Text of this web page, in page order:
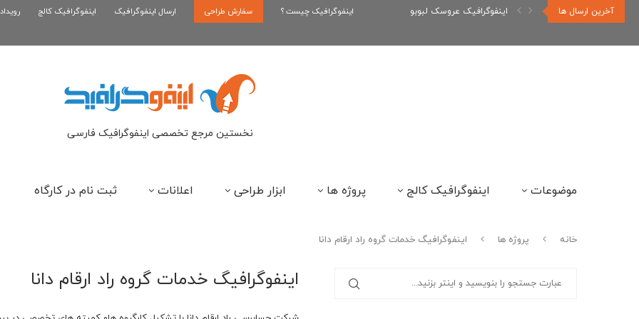
آخرین ارسال ها اینفوگرافیک رپر های فارسی نسل... اینفوگرافیک بازی کلش رویال اینفوگرافیک چیست ؟ سفارش طراحی ارسال اینفوگرافیک اینفوگرافیک کالج
نخستین مرجع تخصصی اینفوگرافیک فارسی
موضوعات اینفوگرافیک کالج پروژه ها ابزار طراحی اعلانات ثبت نام در کارگاه
خانه پروژه ها اینفوگرافیگ خدمات گروه راد ارقام دانا
اینفوگرافیگ خدمات گروه راد ارقام دانا